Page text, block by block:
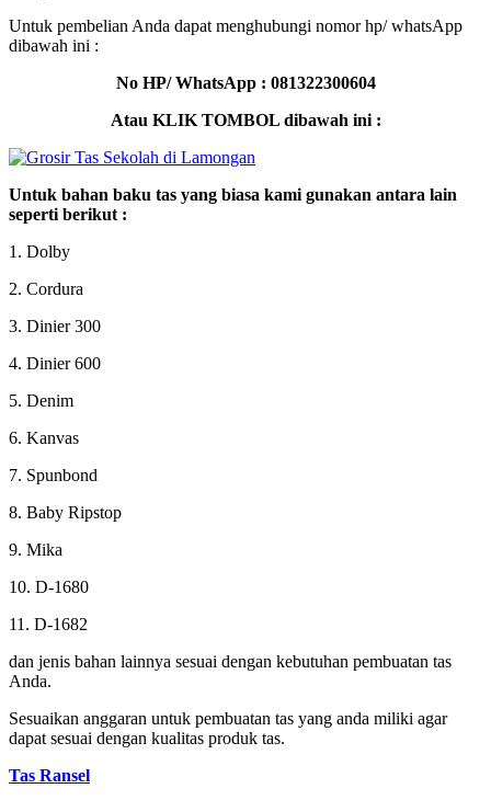
Untuk pembelian Anda dapat menghubungi nomor hp/ whatsApp
dibawah ini :
No HP/ WhatsApp : 081322300604
Atau KLIK TOMBOL dibawah ini :
Untuk bahan baku tas yang biasa kami gunakan antara lain
seperti berikut :
1. Dolby
2. Cordura
3. Dinier 300
4. Dinier 600
5. Denim
6. Kanvas
7. Spunbond
8. Baby Ripstop
9. Mika
10. D-1680
11. D-1682
dan jenis bahan lainnya sesuai dengan kebutuhan pembuatan tas
Anda.
Sesuaikan anggaran untuk pembuatan tas yang anda miliki agar
dapat sesuai dengan kualitas produk tas.
Tas Ransel